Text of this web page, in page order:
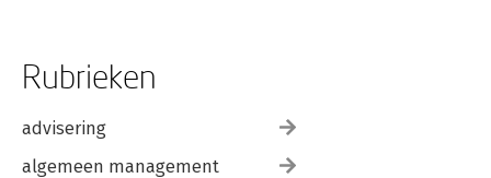
Rubrieken
advisering
algemeen management